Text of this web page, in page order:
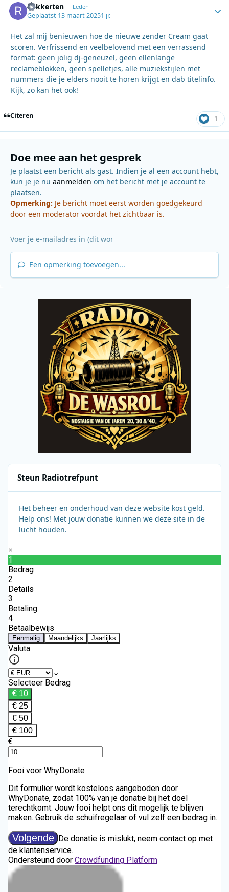
Rakkerten Leden
Geplaatst 13 maart 20251 jr.
Het zal mij benieuwen hoe de nieuwe zender Cream gaat
scoren. Verfrissend en veelbelovend met een verrassend
format: geen jolig dj-geneuzel, geen ellenlange
reclameblokken, geen spelletjes, alle muziekstijlen met
nummers die je elders nooit te horen krijgt en dab titelinfo.
Kijk, zo kan het ook!
Citeren 1
Doe mee aan het gesprek
Je plaatst een bericht als gast. Indien je al een account hebt,
kun je je nu aanmelden om het bericht met je account te
plaatsen.
Opmerking: Je bericht moet eerst worden goedgekeurd
door een moderator voordat het zichtbaar is.
Een opmerking toevoegen...
Steun Radiotrefpunt
Het beheer en onderhoud van deze website kost geld.
Help ons! Met jouw donatie kunnen we deze site in de
lucht houden.